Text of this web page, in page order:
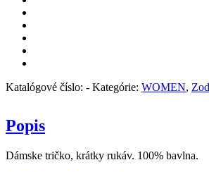
Baran
Katalógové číslo: - Kategórie: WOMEN,
Popis
Dámske tričko, krátky rukáv. 100% bavlna.